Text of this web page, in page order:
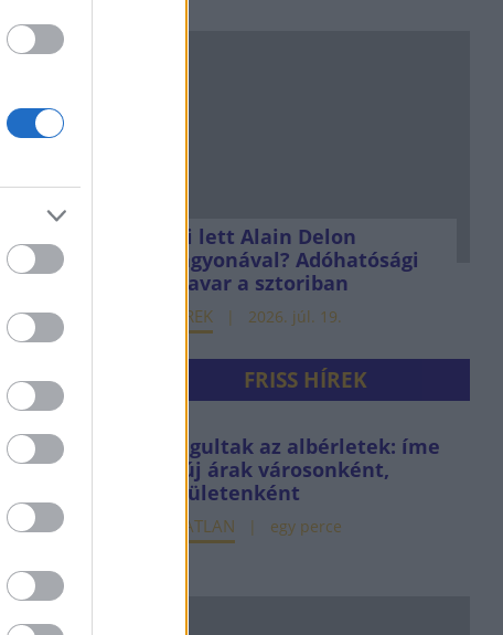
Mi lett Alain Delon
vagyonával? Adóhatósági
csavar a sztoriban
HÍREK 2026. júl. 19.
FRISS HÍREK
Drágultak az albérletek: íme
az új árak városonként,
kerületenként
INGATLAN egy perce